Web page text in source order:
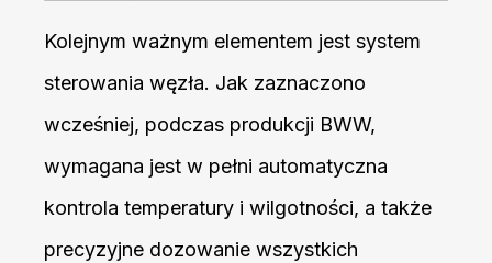
Kolejnym ważnym elementem jest system
sterowania węzła. Jak zaznaczono
wcześniej, podczas produkcji BWW,
wymagana jest w pełni automatyczna
kontrola temperatury i wilgotności, a także
precyzyjne dozowanie wszystkich